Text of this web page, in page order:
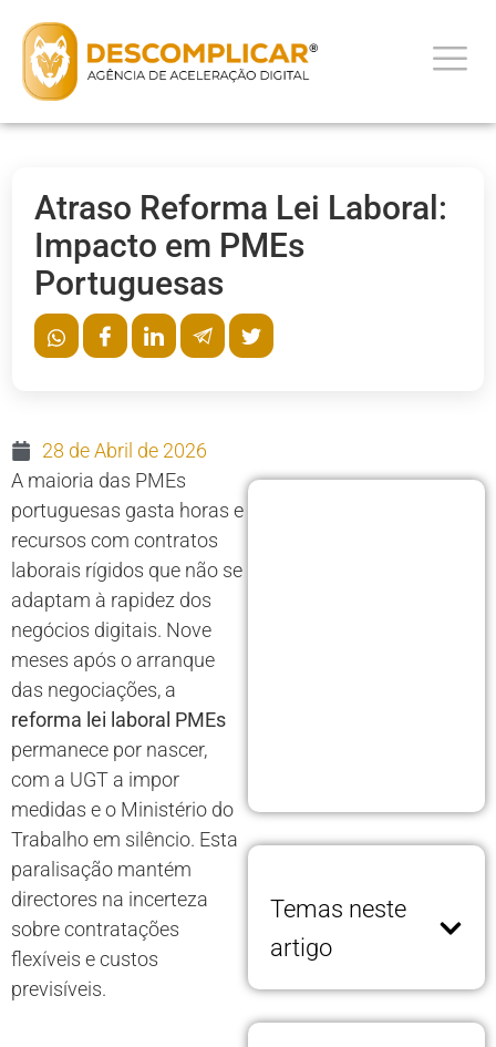
Atraso Reforma Lei Laboral:
Impacto em PMEs
Portuguesas
28 de Abril de 2026
A maioria das PMEs
portuguesas gasta horas e
recursos com contratos
laborais rígidos que não se
adaptam à rapidez dos
negócios digitais. Nove
meses após o arranque
das negociações, a
reforma lei laboral PMEs
permanece por nascer,
com a UGT a impor
medidas e o Ministério do
Trabalho em silêncio. Esta
paralisação mantém
directores na incerteza
sobre contratações
flexíveis e custos
previsíveis.
Temas neste
artigo